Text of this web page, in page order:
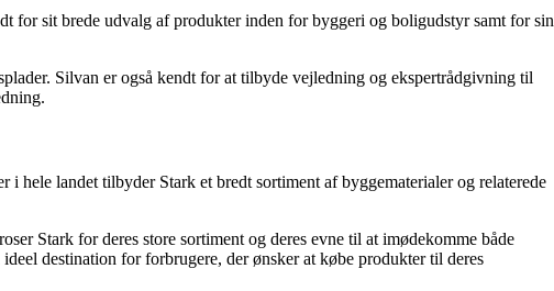
for sit brede udvalg af produkter inden for byggeri og boligudstyr samt for sin
Silvan er også kendt for at tilbyde vejledning og ekspertrådgivning til
hele landet tilbyder Stark et bredt sortiment af byggematerialer og relaterede
Stark for deres store sortiment og deres evne til at imødekomme både
destination for forbrugere, der ønsker at købe produkter til deres